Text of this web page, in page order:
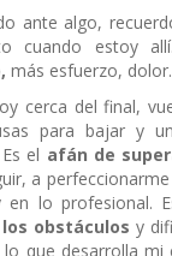
ante algo,
cuando estoy
más esfuerzo,
cerca del final,
para bajar y
el afán de
a
en lo profesional.
obstáculos y
lo que desarrolla mi